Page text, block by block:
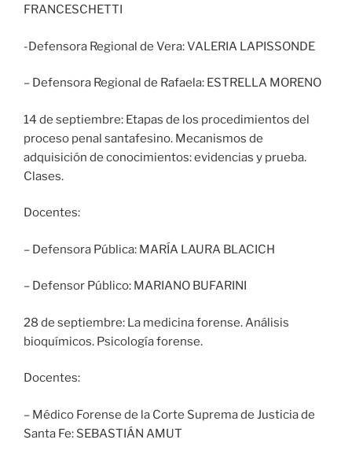
FRANCESCHETTI
-Defensora Regional de Vera: VALERIA LAPISSONDE
– Defensora Regional de Rafaela: ESTRELLA MORENO
14 de septiembre: Etapas de los procedimientos del
proceso penal santafesino. Mecanismos de
adquisición de conocimientos: evidencias y prueba.
Clases.
Docentes:
– Defensora Pública: MARÍA LAURA BLACICH
– Defensor Público: MARIANO BUFARINI
28 de septiembre: La medicina forense. Análisis
bioquímicos. Psicología forense.
Docentes:
– Médico Forense de la Corte Suprema de Justicia de
Santa Fe: SEBASTIÁN AMUT